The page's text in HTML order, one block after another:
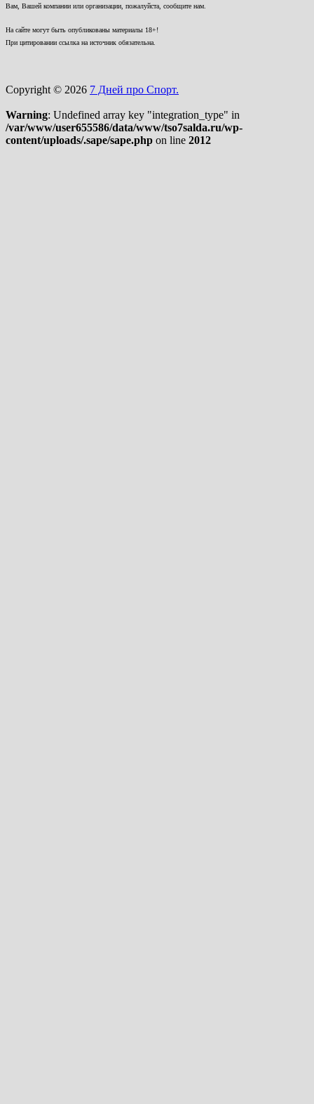
Вам, Вашей компании или организации, пожалуйста, сообщите нам.
На сайте могут быть опубликованы материалы 18+!
При цитировании ссылка на источник обязательна.
Copyright © 2026 7 Дней про Спорт.
Warning: Undefined array key "integration_type" in
/var/www/user655586/data/www/tso7salda.ru/wp-
content/uploads/.sape/sape.php on line 2012